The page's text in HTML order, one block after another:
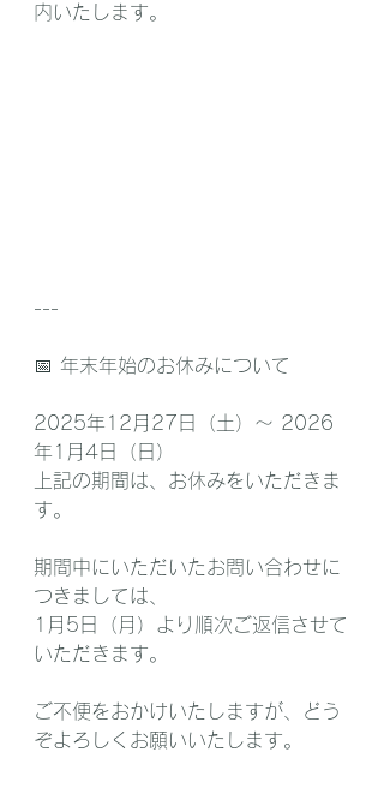
内いたします。
---
📅 年末年始のお休みについて
2025年12月27日（土）〜 2026
年1月4日（日）
上記の期間は、お休みをいただきま
す。
期間中にいただいたお問い合わせに
つきましては、
1月5日（月）より順次ご返信させて
いただきます。
ご不便をおかけいたしますが、どう
ぞよろしくお願いいたします。